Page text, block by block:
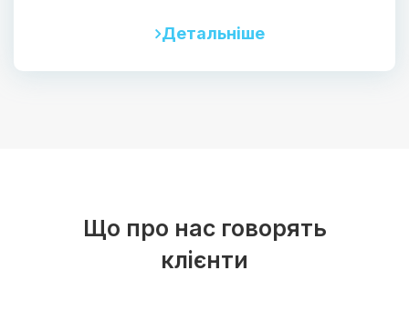
Детальніше
Що про нас говорять
клієнти